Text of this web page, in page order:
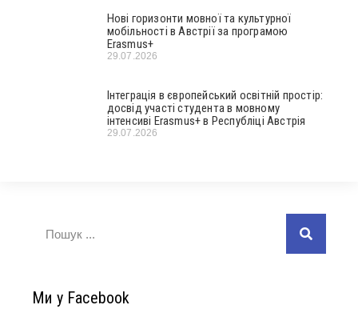
Нові горизонти мовної та культурної
мобільності в Австрії за програмою
Erasmus+
29.07.2026
Інтеграція в європейський освітній простір:
досвід участі студента в мовному
інтенсиві Erasmus+ в Республіці Австрія
29.07.2026
Ми у Facebook